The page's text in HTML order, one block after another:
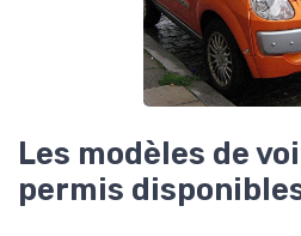
Les modèles de
permis